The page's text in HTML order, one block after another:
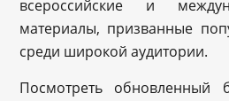
всероссийские и
материалы, призванные
среди широкой аудитории.
Посмотреть обновленный